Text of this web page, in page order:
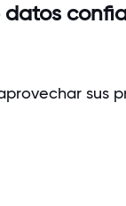
sus